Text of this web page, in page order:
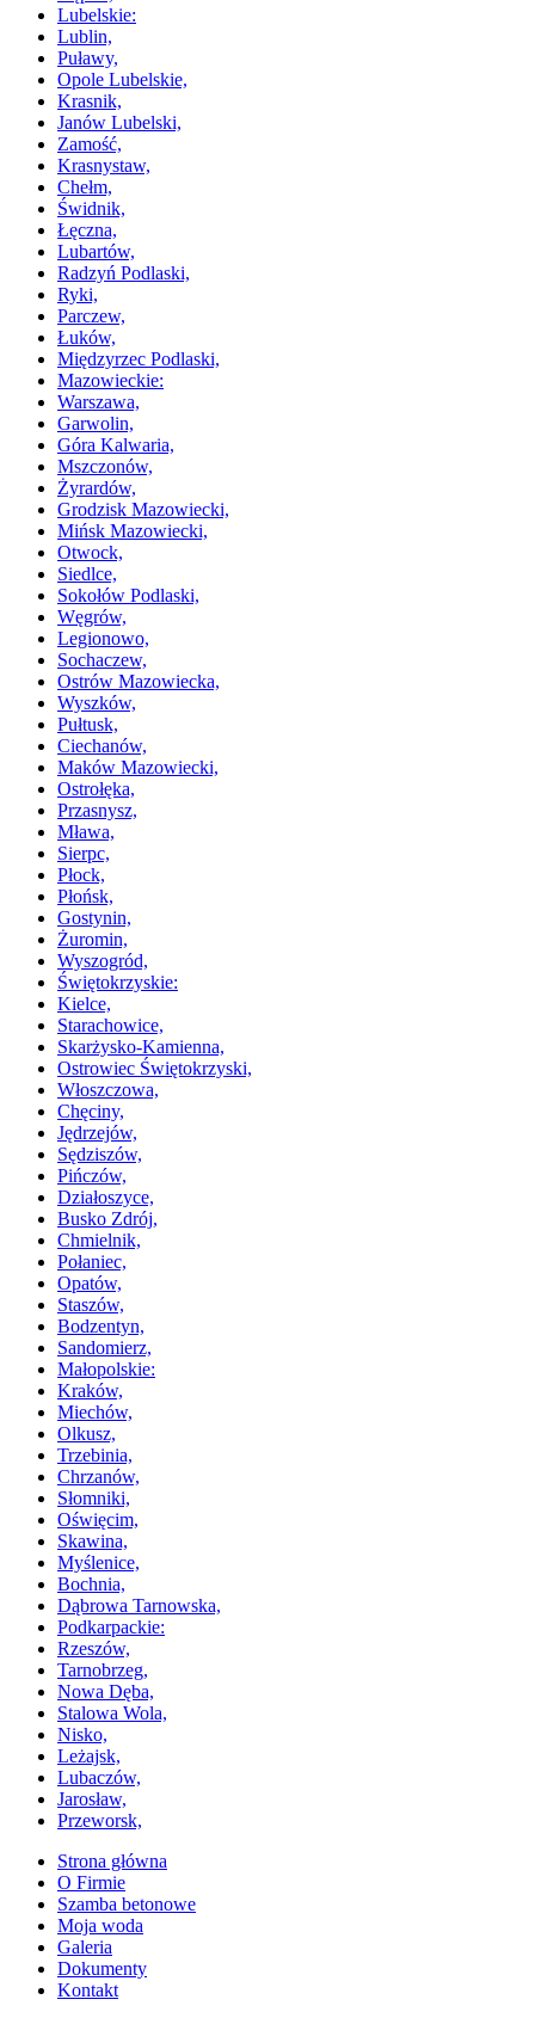
Lubelskie:
Lublin,
Puławy,
Opole Lubelskie,
Krasnik,
Janów Lubelski,
Zamość,
Krasnystaw,
Chełm,
Świdnik,
Łęczna,
Lubartów,
Radzyń Podlaski,
Ryki,
Parczew,
Łuków,
Międzyrzec Podlaski,
Mazowieckie:
Warszawa,
Garwolin,
Góra Kalwaria,
Mszczonów,
Żyrardów,
Grodzisk Mazowiecki,
Mińsk Mazowiecki,
Otwock,
Siedlce,
Sokołów Podlaski,
Węgrów,
Legionowo,
Sochaczew,
Ostrów Mazowiecka,
Wyszków,
Pułtusk,
Ciechanów,
Maków Mazowiecki,
Ostrołęka,
Przasnysz,
Mława,
Sierpc,
Płock,
Płońsk,
Gostynin,
Żuromin,
Wyszogród,
Świętokrzyskie:
Kielce,
Starachowice,
Skarżysko-Kamienna,
Ostrowiec Świętokrzyski,
Włoszczowa,
Chęciny,
Jędrzejów,
Sędziszów,
Pińczów,
Działoszyce,
Busko Zdrój,
Chmielnik,
Połaniec,
Opatów,
Staszów,
Bodzentyn,
Sandomierz,
Małopolskie:
Kraków,
Miechów,
Olkusz,
Trzebinia,
Chrzanów,
Słomniki,
Oświęcim,
Skawina,
Myślenice,
Bochnia,
Dąbrowa Tarnowska,
Podkarpackie:
Rzeszów,
Tarnobrzeg,
Nowa Dęba,
Stalowa Wola,
Nisko,
Leżajsk,
Lubaczów,
Jarosław,
Przeworsk,
Strona główna
O Firmie
Szamba betonowe
Moja woda
Galeria
Dokumenty
Kontakt